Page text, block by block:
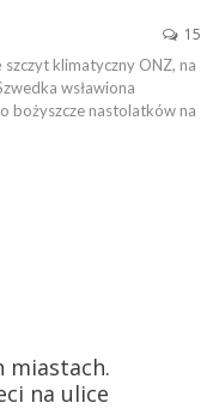
15
klimatyczny ONZ, na
wsławiona
bożyszcze nastolatków na
miastach.
na ulice